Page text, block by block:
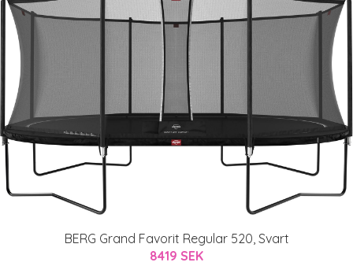
BERG Grand Favorit Regular 520, Svart
8419 SEK